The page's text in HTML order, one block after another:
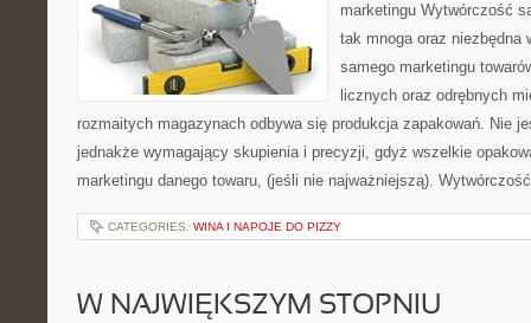
marketingu Wytwórczość
tak mnoga oraz niezbędna
samego marketingu
licznych oraz odrębnych
rozmaitych magazynach odbywa się produkcja zapakowań. Nie
jednakże wymagający skupienia i precyzji, gdyż wszelkie
marketingu danego towaru, (jeśli nie najważniejszą).
CATEGORIES: WINA I NAPOJE DO PIZZY
W NAJWIĘKSZYM STOPNIU